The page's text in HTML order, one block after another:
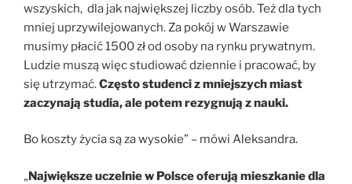
wszyskich, dla jak największej liczby osób. Też dla tych
mniej uprzywilejowanych. Za pokój w Warszawie
musimy płacić 1500 zł od osoby na rynku prywatnym.
Ludzie muszą więc studiować dziennie i pracować, by
się utrzymać.Często studenci z mniejszych miast
zaczynają studia, ale potem rezygnują z nauki.
Bo koszty życia są za wysokie” – mówi Aleksandra.
„Największe uczelnie w Polsce oferują mieszkanie dla